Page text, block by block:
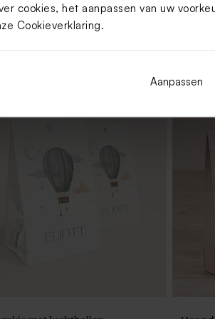
cookies, het aanpassen van uw
Cookieverklaring.
Aanpassen